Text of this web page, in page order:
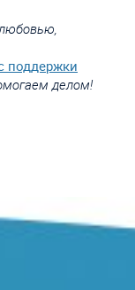
поддержки
делом!